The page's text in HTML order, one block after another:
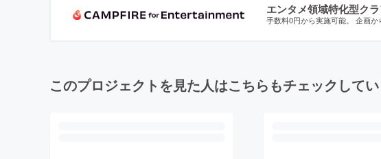
エンタメ領域特化型ク
手数料0円から実施可能。 企画
このプロジェクトを見た人はこちらもチェックして